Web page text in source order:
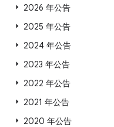
2026 年公告
2025 年公告
2024 年公告
2023 年公告
2022 年公告
2021 年公告
2020 年公告